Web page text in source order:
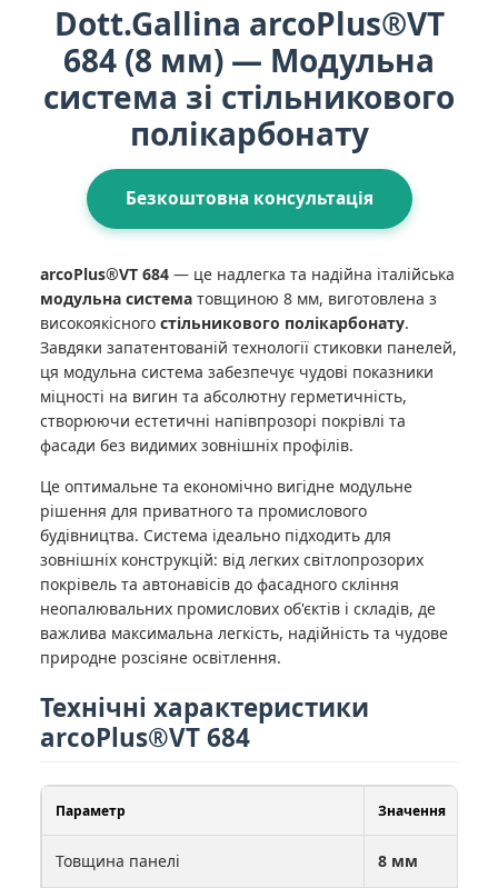
Dott.Gallina arcoPlus®VT
684 (8 мм) — Модульна
система зі стільникового
полікарбонату
Безкоштовна консультація
arcoPlus®VT 684 — це надлегка та надійна італійська
модульна система товщиною 8 мм, виготовлена з
високоякісного стільникового полікарбонату.
Завдяки запатентованій технології стиковки панелей,
ця модульна система забезпечує чудові показники
міцності на вигин та абсолютну герметичність,
створюючи естетичні напівпрозорі покрівлі та
фасади без видимих зовнішніх профілів.
Це оптимальне та економічно вигідне модульне
рішення для приватного та промислового
будівництва. Система ідеально підходить для
зовнішніх конструкцій: від легких світлопрозорих
покрівель та автонавісів до фасадного скління
неопалювальних промислових об'єктів і складів, де
важлива максимальна легкість, надійність та чудове
природне розсіяне освітлення.
Технічні характеристики
arcoPlus®VT 684
Параметр Значення
Товщина панелі 8 мм